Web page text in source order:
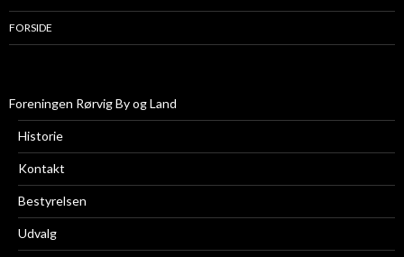
FORSIDE
Foreningen Rørvig By og Land
Historie
Kontakt
Bestyrelsen
Udvalg